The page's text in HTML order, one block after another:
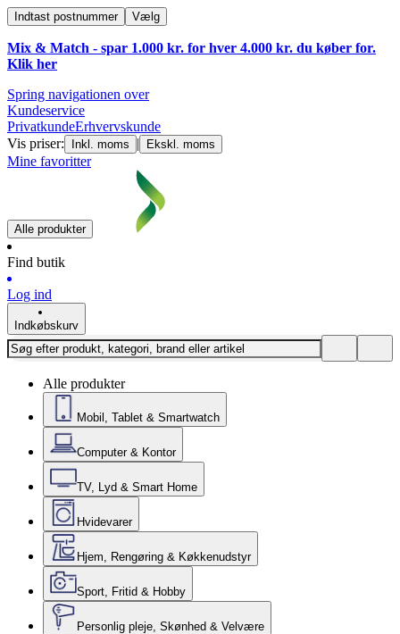
Indtast postnummer Vælg
Mix & Match - spar 1.000 kr. for hver 4.000 kr. du køber for.
Klik her
Spring navigationen over
Kundeservice
PrivatkundeErhvervskunde
Vis priser:
Inkl. moms | Ekskl. moms
Mine favoritter
Alle produkter
Find butik
Log ind
Indkøbskurv
Alle produkter
Mobil, Tablet & Smartwatch
Computer & Kontor
TV, Lyd & Smart Home
Hvidevarer
Hjem, Rengøring & Køkkenudstyr
Sport, Fritid & Hobby
Personlig pleje, Skønhed & Velvære